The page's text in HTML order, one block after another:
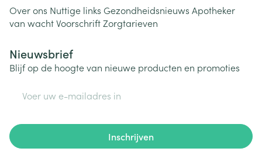
Over ons Nuttige links Gezondheidsnieuws Apotheker
van wachtVoorschriftZorgtarieven
Nieuwsbrief
Blijf op de hoogte van nieuwe producten en promoties
Inschrijven